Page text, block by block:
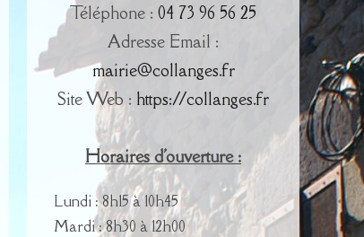
Téléphone : 04 73 96 56 25
Adresse Email :
mairie@collanges.fr
Site Web : https://collanges.fr
Horaires d'ouverture :
Lundi : 8h15 à 10h45
Mardi : 8h30 à 12h00